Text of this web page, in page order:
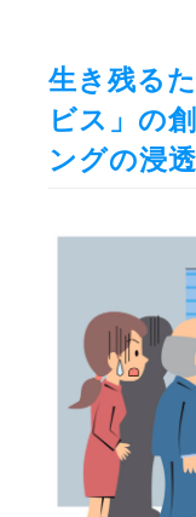
生き残る
ビス」の
ングの浸透